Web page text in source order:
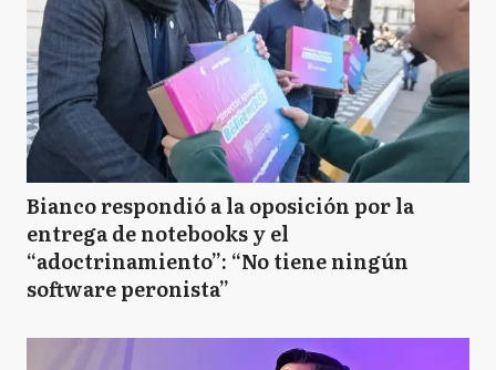
Bianco respondió a la oposición por la
entrega de notebooks y el
“adoctrinamiento”: “No tiene ningún
software peronista”